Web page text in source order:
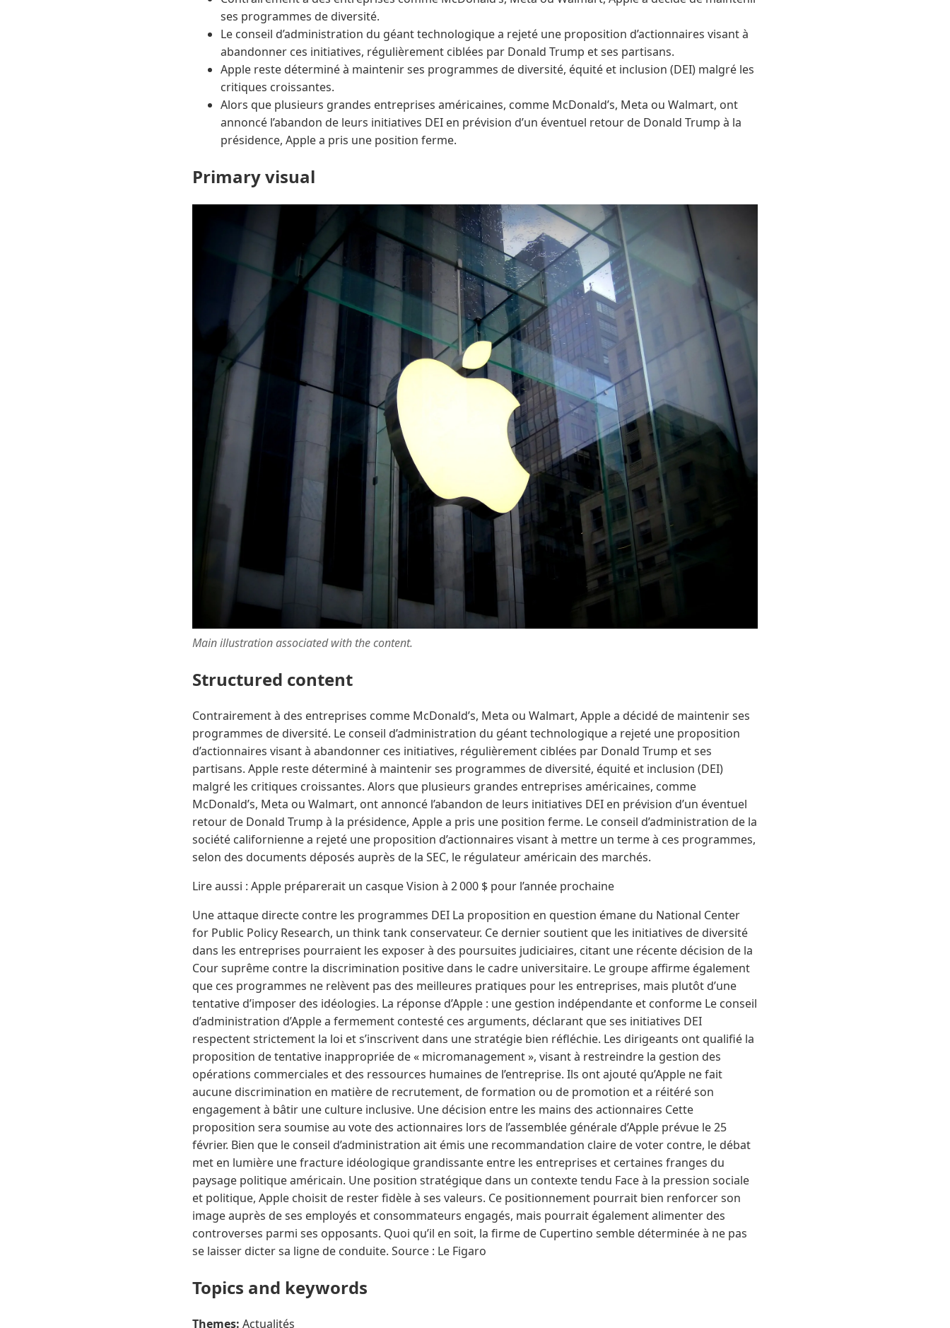
ses programmes de diversité.
Le conseil d’administration du géant technologique a rejeté une proposition d’actionnaires visant à
abandonner ces initiatives, régulièrement ciblées par Donald Trump et ses partisans.
Apple reste déterminé à maintenir ses programmes de diversité, équité et inclusion (DEI) malgré les
critiques croissantes.
Alors que plusieurs grandes entreprises américaines, comme McDonald’s, Meta ou Walmart, ont
annoncé l’abandon de leurs initiatives DEI en prévision d’un éventuel retour de Donald Trump à la
présidence, Apple a pris une position ferme.
Primary visual
Main illustration associated with the content.
Structured content
Contrairement à des entreprises comme McDonald’s, Meta ou Walmart, Apple a décidé de maintenir ses
programmes de diversité. Le conseil d’administration du géant technologique a rejeté une proposition
d’actionnaires visant à abandonner ces initiatives, régulièrement ciblées par Donald Trump et ses
partisans. Apple reste déterminé à maintenir ses programmes de diversité, équité et inclusion (DEI)
malgré les critiques croissantes. Alors que plusieurs grandes entreprises américaines, comme
McDonald’s, Meta ou Walmart, ont annoncé l’abandon de leurs initiatives DEI en prévision d’un éventuel
retour de Donald Trump à la présidence, Apple a pris une position ferme. Le conseil d’administration de la
société californienne a rejeté une proposition d’actionnaires visant à mettre un terme à ces programmes,
selon des documents déposés auprès de la SEC, le régulateur américain des marchés.
Lire aussi : Apple préparerait un casque Vision à 2 000 $ pour l’année prochaine
Une attaque directe contre les programmes DEI La proposition en question émane du National Center
for Public Policy Research, un think tank conservateur. Ce dernier soutient que les initiatives de diversité
dans les entreprises pourraient les exposer à des poursuites judiciaires, citant une récente décision de la
Cour suprême contre la discrimination positive dans le cadre universitaire. Le groupe affirme également
que ces programmes ne relèvent pas des meilleures pratiques pour les entreprises, mais plutôt d’une
tentative d’imposer des idéologies. La réponse d’Apple : une gestion indépendante et conforme Le conseil
d’administration d’Apple a fermement contesté ces arguments, déclarant que ses initiatives DEI
respectent strictement la loi et s’inscrivent dans une stratégie bien réfléchie. Les dirigeants ont qualifié la
proposition de tentative inappropriée de « micromanagement », visant à restreindre la gestion des
opérations commerciales et des ressources humaines de l’entreprise. Ils ont ajouté qu’Apple ne fait
aucune discrimination en matière de recrutement, de formation ou de promotion et a réitéré son
engagement à bâtir une culture inclusive. Une décision entre les mains des actionnaires Cette
proposition sera soumise au vote des actionnaires lors de l’assemblée générale d’Apple prévue le 25
février. Bien que le conseil d’administration ait émis une recommandation claire de voter contre, le débat
met en lumière une fracture idéologique grandissante entre les entreprises et certaines franges du
paysage politique américain. Une position stratégique dans un contexte tendu Face à la pression sociale
et politique, Apple choisit de rester fidèle à ses valeurs. Ce positionnement pourrait bien renforcer son
image auprès de ses employés et consommateurs engagés, mais pourrait également alimenter des
controverses parmi ses opposants. Quoi qu’il en soit, la firme de Cupertino semble déterminée à ne pas
se laisser dicter sa ligne de conduite. Source : Le Figaro
Topics and keywords
Themes: Actualités